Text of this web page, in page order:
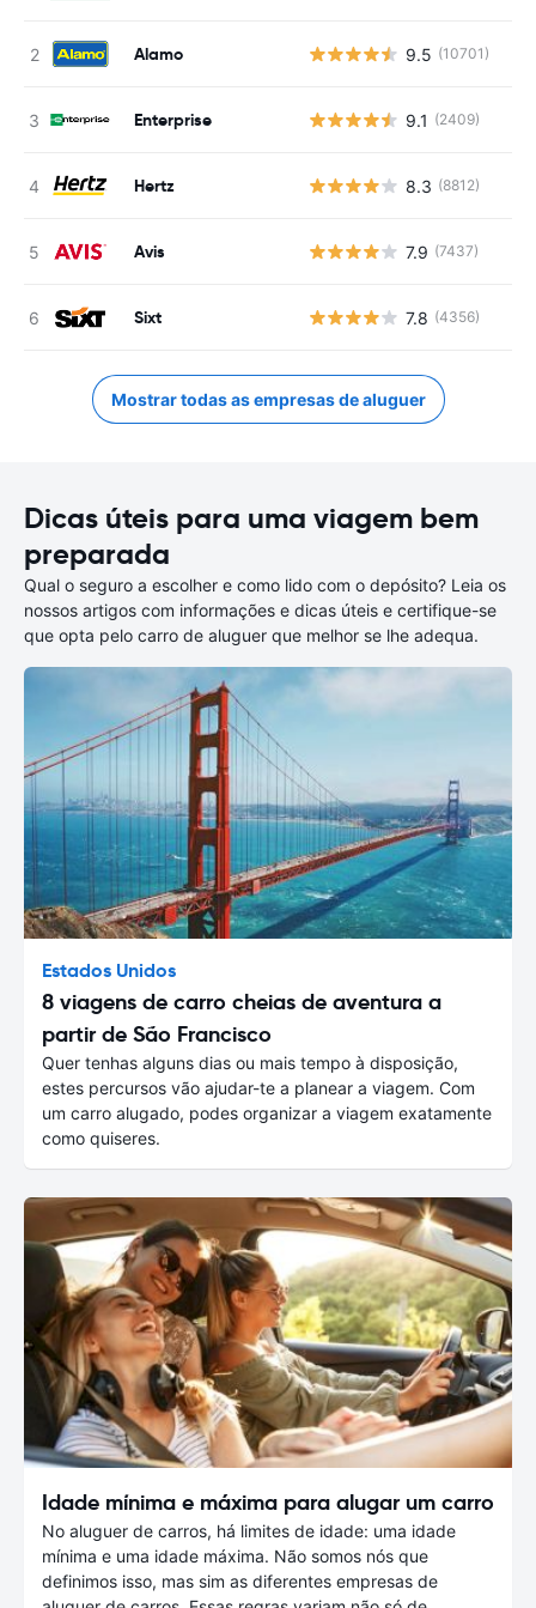
Alamo 9.5 (10701)
Enterprise 9.1 (2409)
Hertz 8.3 (8812)
Avis 7.9 (7437)
Sixt 7.8 (4356)
Mostrar todas as empresas de aluguer
Dicas úteis para uma viagem bem
preparada
Qual o seguro a escolher e como lido com o depósito? Leia os
nossos artigos com informações e dicas úteis e certifique-se
que opta pelo carro de aluguer que melhor se lhe adequa.
Estados Unidos
8 viagens de carro cheias de aventura a
partir de São Francisco
Quer tenhas alguns dias ou mais tempo à disposição,
estes percursos vão ajudar-te a planear a viagem. Com
um carro alugado, podes organizar a viagem exatamente
como quiseres.
Idade mínima e máxima para alugar um carro
No aluguer de carros, há limites de idade: uma idade
mínima e uma idade máxima. Não somos nós que
definimos isso, mas sim as diferentes empresas de